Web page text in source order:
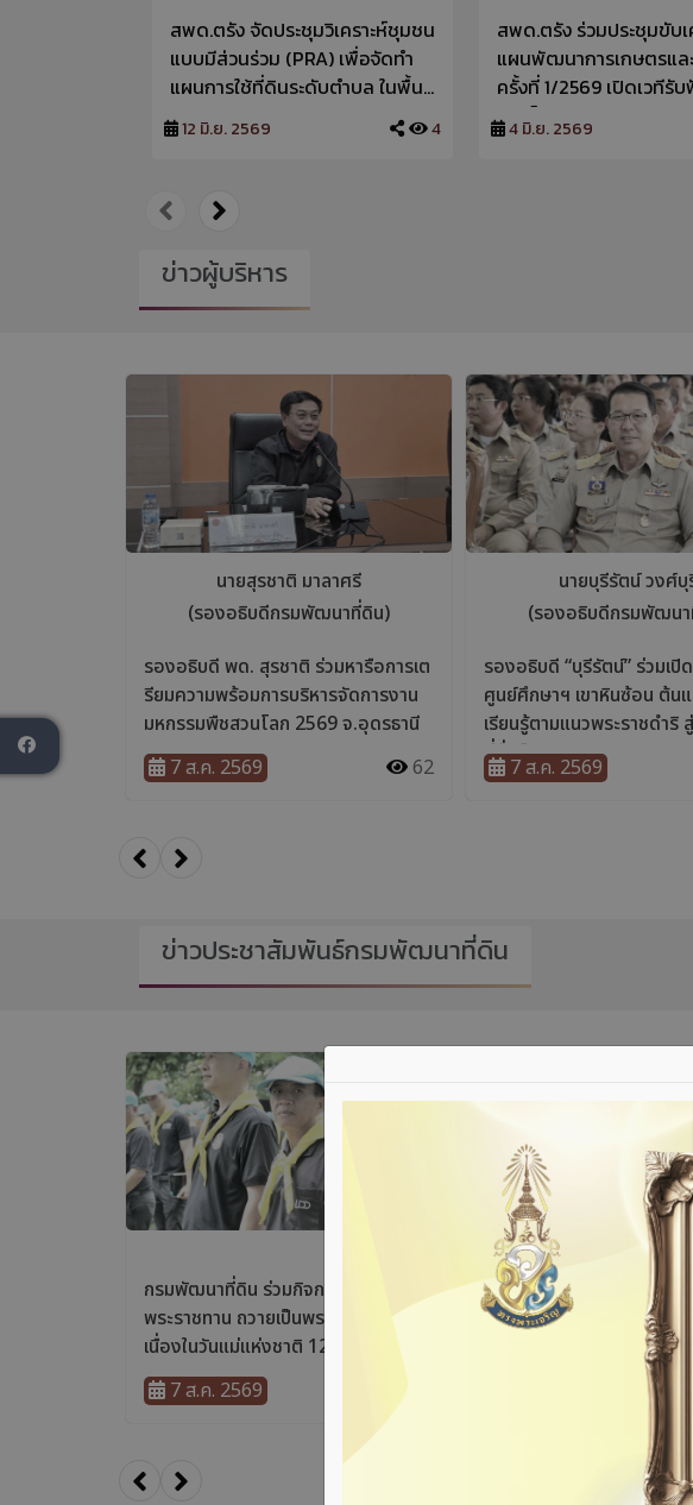
สพด.ตรัง จัดประชุมวิเคราะห์ชุมชน
แบบมีส่วนร่วม (PRA) เพื่อจัดทำ
แผนการใช้ที่ดินระดับตำบล ในพื้นที่
ต.โคกหล่อ และต.นาบินหลา อ.เมือง
ตรัง จังหวัดตรัง
12 มิ.ย. 2569 4
สพด.ตรัง ร่วมประชุมขับ
แผนพัฒนาการเกษตรแ
ครั้งที่ 1/2569 เปิดเวทีรั
คิดเห็นผู้มีส่วนได้ส่วนเสี
ระดับภาคเกษตรกรรมขอ
4 มิ.ย. 2569
ข่าวผู้บริหาร
ข่าวประชาสัมพันธ์กรมพัฒนาที่ดิน